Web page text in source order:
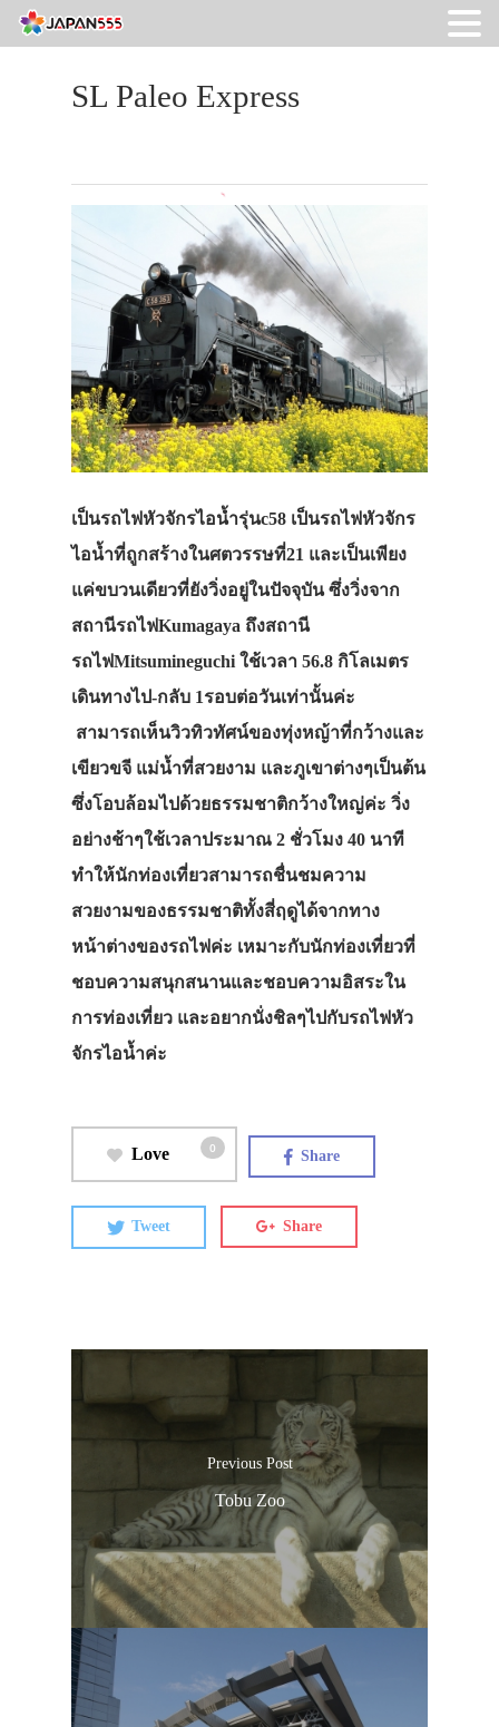
SL Paleo Express
เป็นรถไฟหัวจักรไอน้ำรุ่นc58 เป็นรถไฟหัวจักร
ไอน้ำที่ถูกสร้างในศตวรรษที่21 และเป็นเพียง
แค่ขบวนเดียวที่ยังวิ่งอยู่ในปัจจุบัน ซึ่งวิ่งจาก
สถานีรถไฟKumagaya ถึงสถานี
รถไฟMitsumineguchi ใช้เวลา 56.8 กิโลเมตร
เดินทางไป-กลับ 1รอบต่อวันเท่านั้นค่ะ
สามารถเห็นวิวทิวทัศน์ของทุ่งหญ้าที่กว้างและ
เขียวขจี แม่น้ำที่สวยงาม และภูเขาต่างๆเป็นต้น
ซึ่งโอบล้อมไปด้วยธรรมชาติกว้างใหญ่ค่ะ วิ่ง
อย่างช้าๆใช้เวลาประมาณ 2 ชั่วโมง 40 นาที
ทำให้นักท่องเที่ยวสามารถชื่นชมความ
สวยงามของธรรมชาติทั้งสี่ฤดูได้จากทาง
หน้าต่างของรถไฟค่ะ เหมาะกับนักท่องเที่ยวที่
ชอบความสนุกสนานและชอบความอิสระใน
การท่องเที่ยว และอยากนั่งชิลๆไปกับรถไฟหัว
จักรไอน้ำค่ะ
Love 0 Share
Tweet Share
Previous Post
Tobu Zoo